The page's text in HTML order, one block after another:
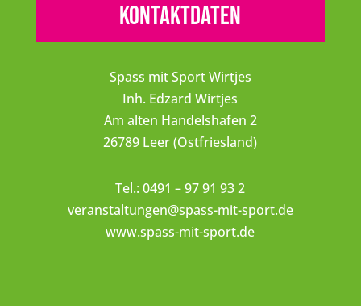
Kontaktdaten
Spass mit Sport Wirtjes
Inh. Edzard Wirtjes
Am alten Handelshafen 2
26789 Leer (Ostfriesland)
Tel.: 0491 – 97 91 93 2
veranstaltungen@spass-mit-sport.de
www.spass-mit-sport.de